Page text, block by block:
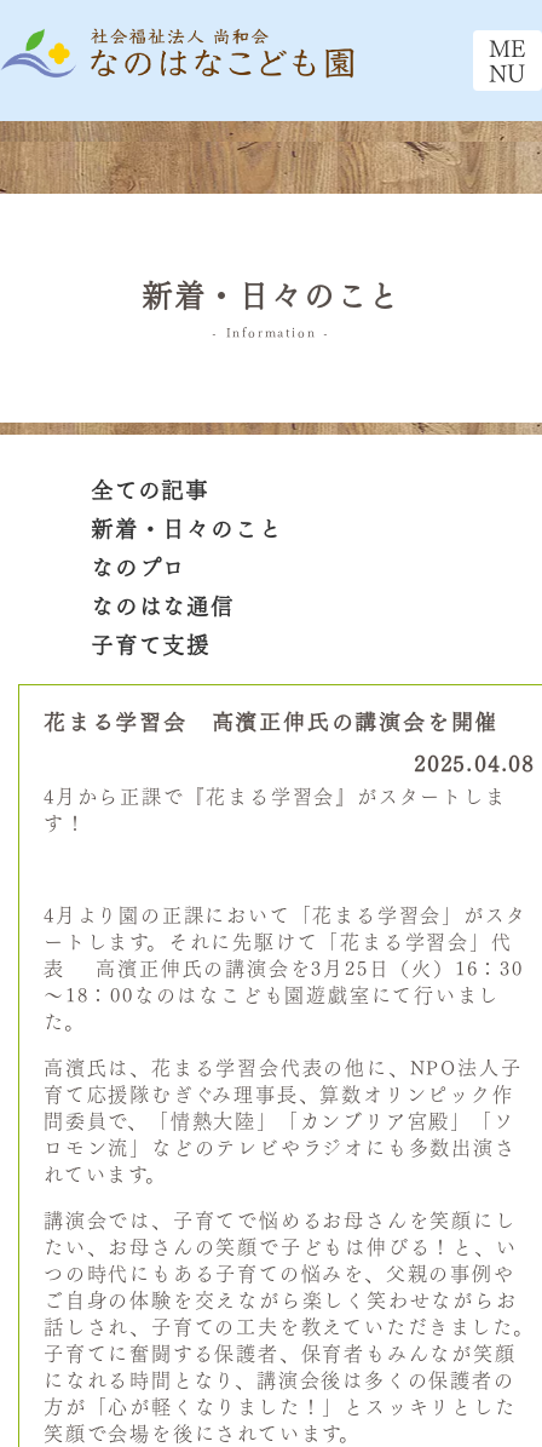
ME
NU
新着・日々のこと
- Information -
全ての記事
新着・日々のこと
なのプロ
なのはな通信
子育て支援
花まる学習会 高濱正伸氏の講演会を開催
2025.04.08
4月から正課で『花まる学習会』がスタートしま
す！
4月より園の正課において「花まる学習会」がスタ
ートします。それに先駆けて「花まる学習会」代
表 高濱正伸氏の講演会を3月25日（火）16：30
～18：00なのはなこども園遊戯室にて行いまし
た。
高濱氏は、花まる学習会代表の他に、NPO法人子
育て応援隊むぎぐみ理事長、算数オリンピック作
問委員で、「情熱大陸」「カンブリア宮殿」「ソ
ロモン流」などのテレビやラジオにも多数出演さ
れています。
講演会では、子育てで悩めるお母さんを笑顔にし
たい、お母さんの笑顔で子どもは伸びる！と、い
つの時代にもある子育ての悩みを、父親の事例や
ご自身の体験を交えながら楽しく笑わせながらお
話しされ、子育ての工夫を教えていただきました。
子育てに奮闘する保護者、保育者もみんなが笑顔
になれる時間となり、講演会後は多くの保護者の
方が「心が軽くなりました！」とスッキリとした
笑顔で会場を後にされています。